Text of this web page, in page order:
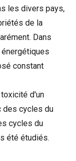
les divers pays,
de la
Dans
constant
d'un
des cycles du
cycles du
été étudiés.